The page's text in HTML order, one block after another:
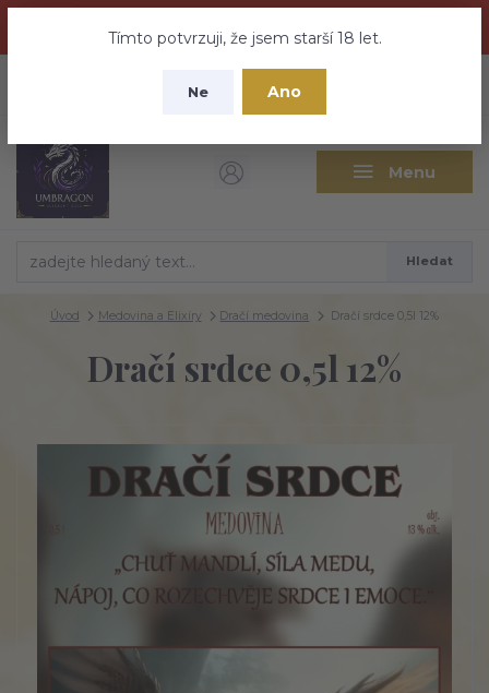
nebuďte vyděšeni zde najdete vše a ještě mnohem víc
Tímto potvrzuji, že jsem starší 18 let.
Ne Ano
Menu
CZK
Hledat
Úvod Medovina a Elixíry Dračí medovina Dračí srdce 0,5l 12%
Dračí srdce 0,5l 12%